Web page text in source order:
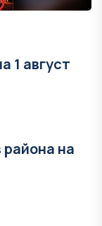
1 август
района на